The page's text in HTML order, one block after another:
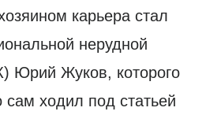
карьера стал
нерудной
Юрий Жуков, которого
ходил под статьей